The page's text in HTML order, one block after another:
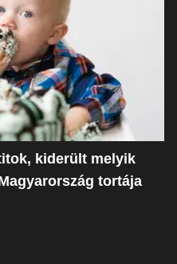
kiderült melyik
tortája